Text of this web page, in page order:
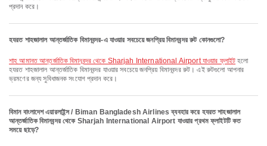
প্রদান করে।
হযরত শাহজালাল আন্তর্জাতিক বিমানবন্দর-এ যাওয়ার সবচেয়ে জনপ্রিয় বিমানবন্দর রুট কোনগুলো?
শাহ আমানত আন্তর্জাতিক বিমানবন্দর থেকে Sharjah International Airport যাওয়ার ফ্লাইট হলো
হযরত শাহজালাল আন্তর্জাতিক বিমানবন্দর যাওয়ার সবচেয়ে জনপ্রিয় বিমানবন্দর রুট। এই রুটগুলো আপনার
ভ্রমণের জন্য সুবিধাজনক সংযোগ প্রদান করে।
বিমান বাংলাদেশ এয়ারলাইন্স / Biman Bangladesh Airlines ব্যবহার করে হযরত শাহজালাল
আন্তর্জাতিক বিমানবন্দর থেকে Sharjah International Airport যাওয়ার প্রথম ফ্লাইটটি কত
সময়ে ছাড়ে?